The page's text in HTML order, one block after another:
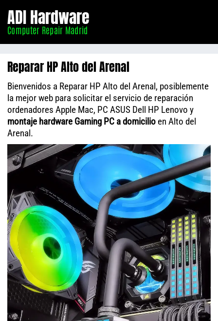
Madrid
ADI Hardware
Computer Repair Madrid
Reparar HP Alto del Arenal
Bienvenidos a Reparar HP Alto del Arenal, posiblemente
la mejor web para solicitar el servicio de reparación
ordenadores Apple Mac, PC ASUS Dell HP Lenovo y
montaje hardware Gaming PC a domicilio en Alto del
Arenal.